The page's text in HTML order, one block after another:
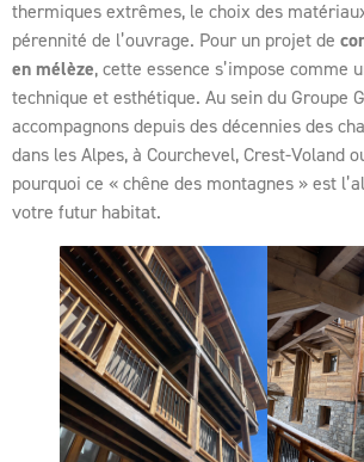
thermiques extrêmes, le choix des
pérennité de l’ouvrage. Pour un projet de
en mélèze, cette essence s’impose comme
technique et esthétique. Au sein du Groupe
accompagnons depuis des décennies des
dans les Alpes, à Courchevel, Crest-Voland
pourquoi ce « chêne des montagnes » est
votre futur habitat.